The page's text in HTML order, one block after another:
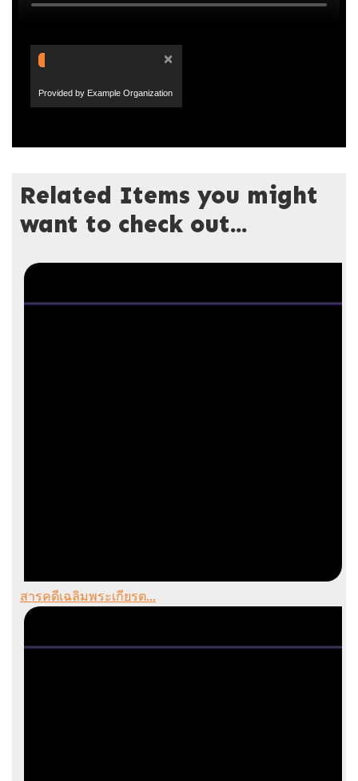
×
Provided by Example Organization
Related Items you might
want to check out...
สารคดีเฉลิมพระเกียรต...